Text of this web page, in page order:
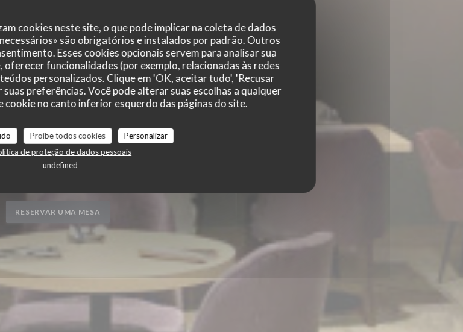
cookies neste site, o que pode implicar na coleta de dados
são obrigatórios e instalados por padrão. Outros
Esses cookies opcionais servem para analisar sua
oferecer funcionalidades (por exemplo, relacionadas às redes
personalizados. Clique em 'OK, aceitar tudo', 'Recusar
preferências. Você pode alterar suas escolhas a qualquer
cookie no canto inferior esquerdo das páginas do site.
Proíbe todos cookies
Personalizar
de proteção de dados pessoais
undefined
GIF-SUR-YVETTE
RESERVAR UMA MESA